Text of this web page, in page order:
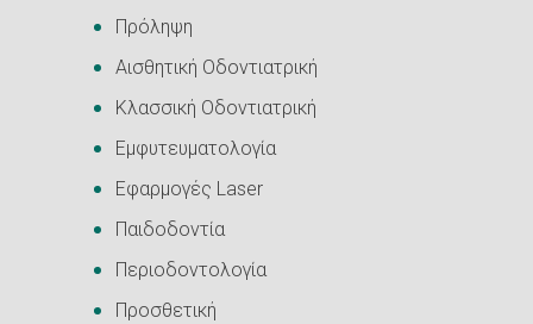
Πρόληψη
Αισθητική Οδοντιατρική
Κλασσική Οδοντιατρική
Εμφυτευματολογία
Εφαρμογές Laser
Παιδοδοντία
Περιοδοντολογία
Προσθετική